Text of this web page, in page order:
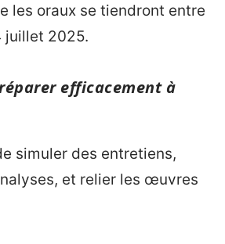
les oraux se tiendront entre
juillet 2025.
efficacement à
simuler des entretiens,
et relier les œuvres